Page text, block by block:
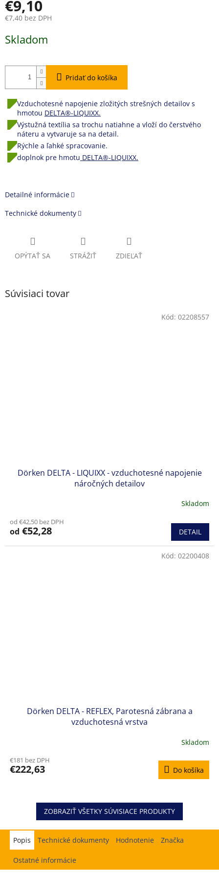
€9,10
€7,40 bez DPH
cena:
Skladom
Pridať do košíka
Vzduchotesné napojenie zložitých strešných detailov s
hmotou DELTA®-LIQUIXX.
Výstužná textília sa trochu natiahne a vloží do čerstvého
náteru a vytvaruje sa na detail.
Rýchle a ľahké spracovanie.
doplnok pre hmotu DELTA®-LIQUIXX.
Detailné informácie
Technické dokumenty
OPÝTAŤ SA STRÁŽIŤ ZDIEĽAŤ
Súvisiaci tovar
Dörken DELTA - LIQUIXX - vzduchotesné napojenie
náročných detailov
Skladom
od €42,50 bez DPH
od €52,28 DETAIL
Kód: 02208557
Dörken DELTA - REFLEX, Parotesná zábrana a
vzduchotesná vrstva
Skladom
€181 bez DPH
€222,63 Do košíka
Kód: 02200408
ZOBRAZIŤ VŠETKY SÚVISIACE PRODUKTY
Popis Hodnotenie Značka
Ostatné informácie